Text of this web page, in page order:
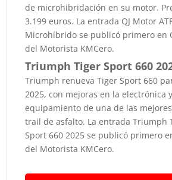
de microhibridación en su motor.
3.199 euros. La entrada QJ Motor
Microhíbrido se publicó primero en
del Motorista KMCero.
Triumph Tiger Sport 660
Triumph renueva Tiger Sport 660
2025, con mejoras en la electrónica
equipamiento de una de las
trail de asfalto. La entrada Triumph
Sport 660 2025 se publicó primero
del Motorista KMCero.